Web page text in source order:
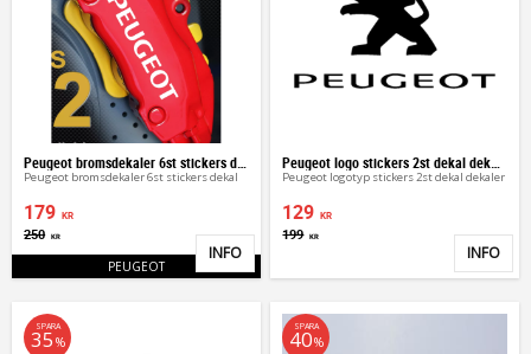
Peugeot bromsdekaler 6st stickers dekal
179 KR
250 KR
PEUGEOT Lägg till i favoriter
INFO
Peugeot logotyp stickers 2st dekal dekaler
129 KR
199 KR
INFO
SPARA
35 %
SPARA
40%